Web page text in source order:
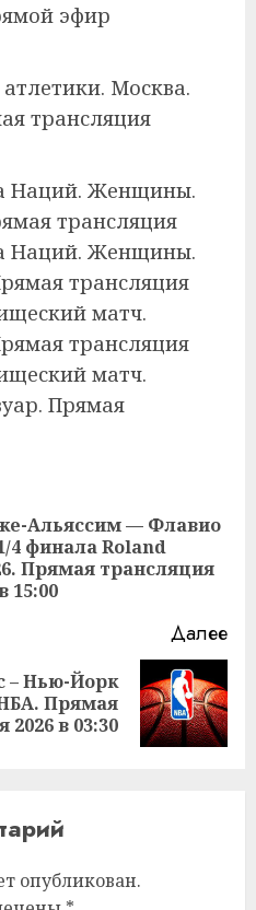
эфир
Москва.
трансляция
Наций. Женщины.
трансляция
Наций. Женщины.
трансляция
матч.
трансляция
матч.
Прямая
Альяссим — Флавио
4 финала Roland
Прямая трансляция
15:00
Далее
– Нью-Йорк
Прямая
в 03:30
опубликован.